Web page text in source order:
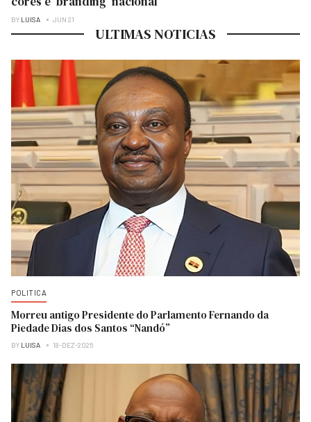
BY LUISA JUN 21
ULTIMAS NOTICIAS
POLITICA
Morreu antigo Presidente do Parlamento Fernando da
Piedade Dias dos Santos “Nandó”
BY LUISA 18-DEZ-2025